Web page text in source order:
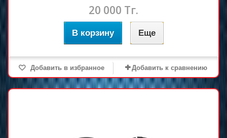
20 000 Тг.
В корзину Еще
Добавить в избранное Добавить к сравнению